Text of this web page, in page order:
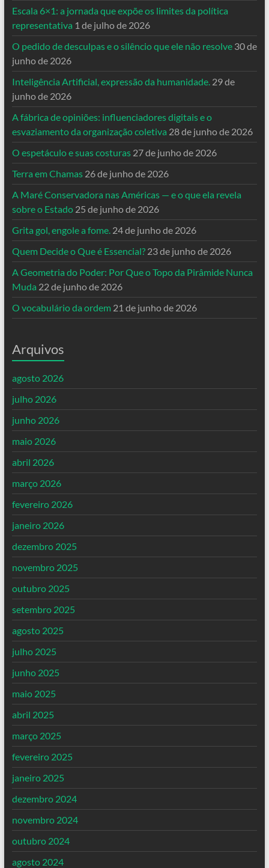
Escala 6×1: a jornada que expõe os limites da política
representativa 1 de julho de 2026
O pedido de desculpas e o silêncio que ele não resolve 30 de
junho de 2026
Inteligência Artificial, expressão da humanidade. 29 de
junho de 2026
A fábrica de opiniões: influenciadores digitais e o
esvaziamento da organização coletiva 28 de junho de 2026
O espetáculo e suas costuras 27 de junho de 2026
Terra em Chamas 26 de junho de 2026
A Maré Conservadora nas Américas — e o que ela revela
sobre o Estado 25 de junho de 2026
Grita gol, engole a fome. 24 de junho de 2026
Quem Decide o Que é Essencial? 23 de junho de 2026
A Geometria do Poder: Por Que o Topo da Pirâmide Nunca
Muda 22 de junho de 2026
O vocabulário da ordem 21 de junho de 2026
Arquivos
agosto 2026
julho 2026
junho 2026
maio 2026
abril 2026
março 2026
fevereiro 2026
janeiro 2026
dezembro 2025
novembro 2025
outubro 2025
setembro 2025
agosto 2025
julho 2025
junho 2025
maio 2025
abril 2025
março 2025
fevereiro 2025
janeiro 2025
dezembro 2024
novembro 2024
outubro 2024
agosto 2024